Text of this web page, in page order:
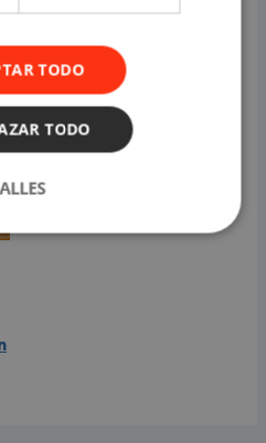
segundo hijo? Mike Bahía
compartió revelador
video
TODO
TODO